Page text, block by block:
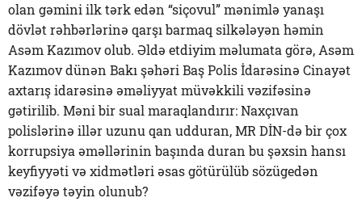
olan gəmini ilk tərk edən “siçovul” mənimlə yanaşı
dövlət rəhbərlərinə qarşı barmaq silkələyən həmin
Asəm Kazımov olub. Əldə etdiyim məlumata görə, Asəm
Kazımov dünən Bakı şəhəri Baş Polis İdarəsinə Cinayət
axtarış idarəsinə əməliyyat müvəkkili vəzifəsinə
gətirilib. Məni bir sual maraqlandırır: Naxçıvan
polislərinə illər uzunu qan udduran, MR DİN-də bir çox
korrupsiya əməllərinin başında duran bu şəxsin hansı
keyfiyyəti və xidmətləri əsas götürülüb sözügedən
vəzifəyə təyin olunub?